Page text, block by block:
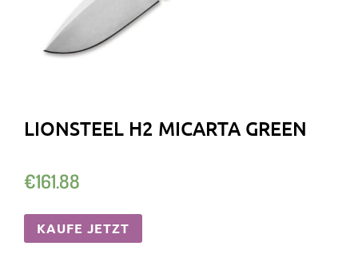
LIONSTEEL H2 MICARTA GREEN
€161.88
KAUFE JETZT